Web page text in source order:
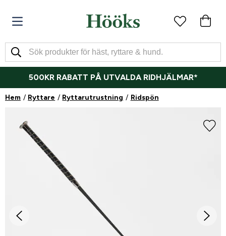
500KR RABATT PÅ UTVALDA RIDHJÄLMAR*
Hem Ryttare Ryttarutrustning Ridspön